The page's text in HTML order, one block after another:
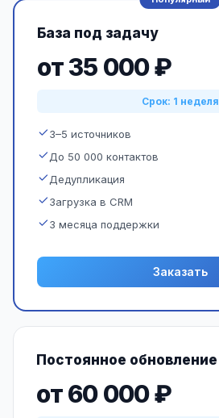
База под задачу
от 35 000 ₽
Срок: 1 неделя
3–5 источников
До 50 000 контактов
Дедупликация
Загрузка в CRM
3 месяца поддержки
Заказать
Постоянное обновление
от 60 000 ₽